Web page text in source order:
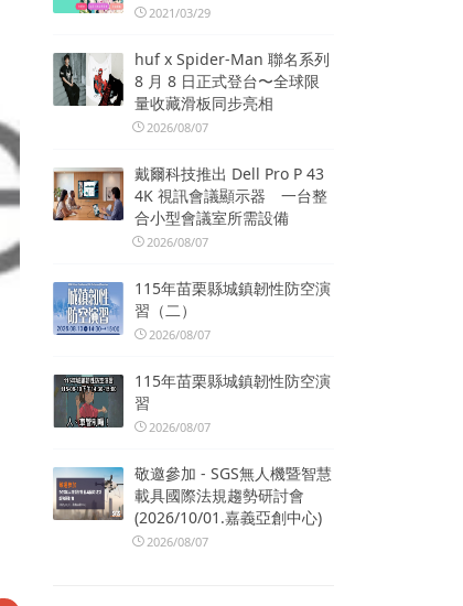
2021/03/29
huf x Spider-Man 聯名系列
8 月 8 日正式登台〜全球限
量收藏滑板同步亮相
2026/08/07
戴爾科技推出 Dell Pro P 43
4K 視訊會議顯示器 一台整
合小型會議室所需設備
2026/08/07
115年苗栗縣城鎮韌性防空演
習（二）
2026/08/07
115年苗栗縣城鎮韌性防空演
習
2026/08/07
敬邀參加 - SGS無人機暨智慧
載具國際法規趨勢研討會
(2026/10/01.嘉義亞創中心)
2026/08/07